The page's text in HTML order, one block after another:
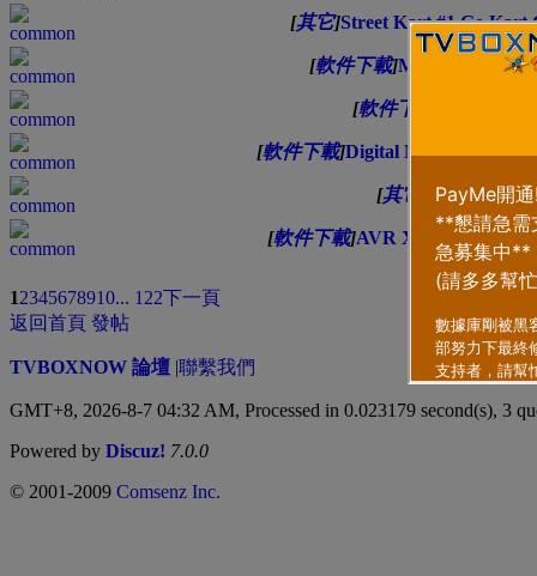
[其它]Street Kart #1 Go Kart
[軟件下載]My Daily
[軟件下載
[軟件下載]Digital Mom - Baby
[其它 Cytus II 限
[軟件下載]AVR X PRO - Voice
類型 排序方式
12345678910... 122下一頁
返回首頁 發帖
TVBOXNOW 論壇 |聯繫我們
GMT+8, 2026-8-7 04:32 AM, Processed in 0.023179 second(s), 3
Powered by Discuz! 7.0.0
© 2001-2009 Comsenz Inc.